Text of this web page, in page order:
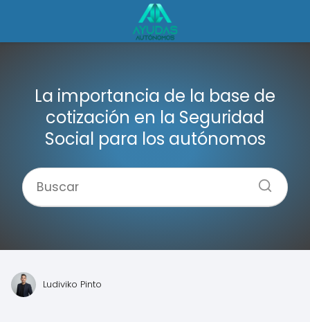
La importancia de la base de
cotización en la Seguridad
Social para los autónomos
Ludiviko Pinto